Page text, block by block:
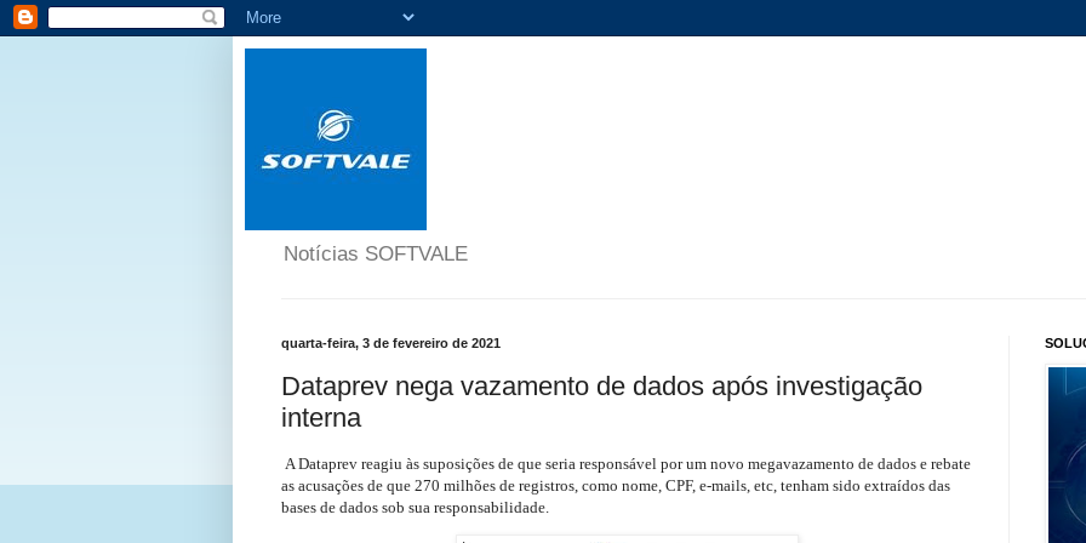
Notícias SOFTVALE
quarta-feira, 3 de fevereiro de 2021
Dataprev nega vazamento de dados após investigação
interna
A Dataprev reagiu às suposições de que seria responsável por um novo megavazamento de dados e rebate
as acusações de que 270 milhões de registros, como nome, CPF, e-mails, etc, tenham sido extraídos das
bases de dados sob sua responsabilidade.